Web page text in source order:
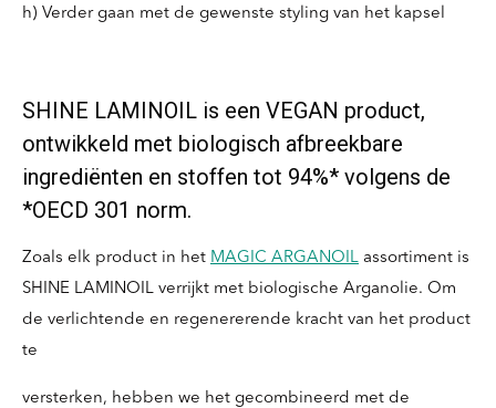
h) Verder gaan met de gewenste styling van het kapsel
SHINE LAMINOIL is een VEGAN product,
ontwikkeld met biologisch afbreekbare
ingrediënten en stoffen tot 94%* volgens de
*OECD 301 norm.
Zoals elk product in het MAGIC ARGANOIL assortiment is
SHINE LAMINOIL verrijkt met biologische Arganolie. Om
de verlichtende en regenererende kracht van het product
te
versterken, hebben we het gecombineerd met de